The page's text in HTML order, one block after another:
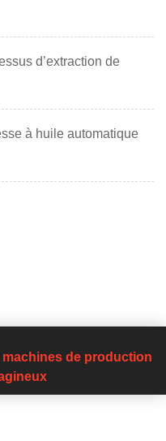
d’extraction de
à huile automatique
machines de production